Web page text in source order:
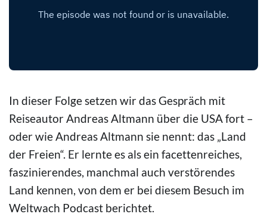
In dieser Folge setzen wir das Gespräch mit
Reiseautor Andreas Altmann über die USA fort –
oder wie Andreas Altmann sie nennt: das „Land
der Freien“. Er lernte es als ein facettenreiches,
faszinierendes, manchmal auch verstörendes
Land kennen, von dem er bei diesem Besuch im
Weltwach Podcast berichtet.